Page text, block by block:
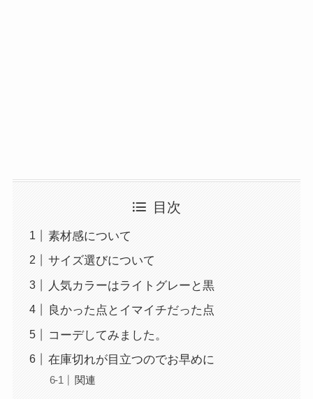
目次
素材感について
サイズ選びについて
人気カラーはライトグレーと黒
良かった点とイマイチだった点
コーデしてみました。
在庫切れが目立つのでお早めに
関連